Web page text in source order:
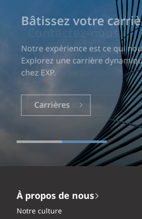
Bâtissez votre
Notre expérience est ce qui
Explorez une carrière
chez EXP.
Carrières
À propos de nous
Notre culture